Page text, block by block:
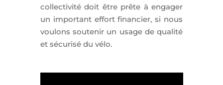
collectivité doit être prête à engager
un important effort financier, si nous
voulons soutenir un usage de qualité
et sécurisé du vélo.